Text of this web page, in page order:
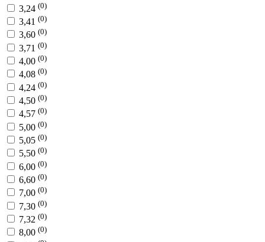
3,24 (0)
3,41 (0)
3,60 (0)
3,71 (0)
4,00 (0)
4,08 (0)
4,24 (0)
4,50 (0)
4,57 (0)
5,00 (0)
5,05 (0)
5,50 (0)
6,00 (0)
6,60 (0)
7,00 (0)
7,30 (0)
7,32 (0)
8,00 (0)